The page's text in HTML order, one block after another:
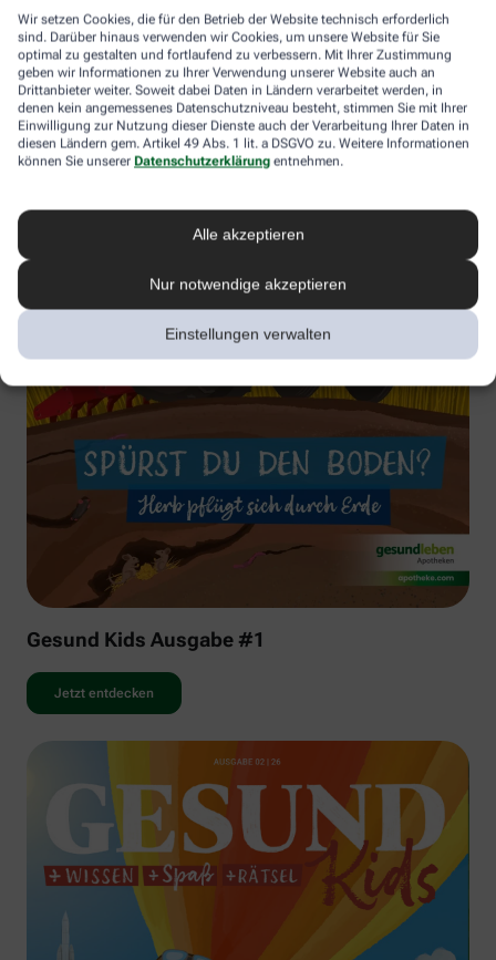
Wir setzen Cookies, die für den Betrieb der Website technisch erforderlich
sind. Darüber hinaus verwenden wir Cookies, um unsere Website für Sie
optimal zu gestalten und fortlaufend zu verbessern. Mit Ihrer Zustimmung
geben wir Informationen zu Ihrer Verwendung unserer Website auch an
Drittanbieter weiter. Soweit dabei Daten in Ländern verarbeitet werden, in
denen kein angemessenes Datenschutzniveau besteht, stimmen Sie mit Ihrer
Einwilligung zur Nutzung dieser Dienste auch der Verarbeitung Ihrer Daten in
diesen Ländern gem. Artikel 49 Abs. 1 lit. a DSGVO zu. Weitere Informationen
können Sie unserer Datenschutzerklärung entnehmen.
Alle akzeptieren
Nur notwendige akzeptieren
Einstellungen verwalten
Gesund Kids Ausgabe #1
Jetzt entdecken